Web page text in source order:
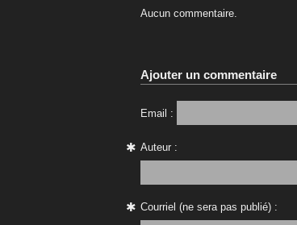
Aucun commentaire.
Ajouter un commentaire
Email :
Auteur :
Courriel (ne sera pas publié) :